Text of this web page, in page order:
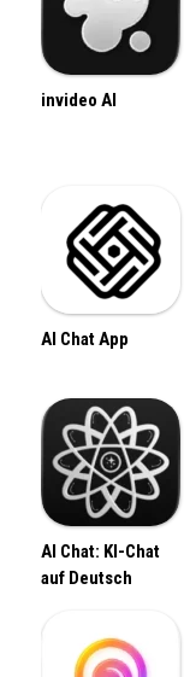
invideo AI
AI Chat App
AI Chat: KI-Chat
auf Deutsch